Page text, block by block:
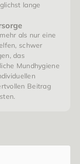
lange
als nur eine
schwer
das
Mundhygiene
Beitrag